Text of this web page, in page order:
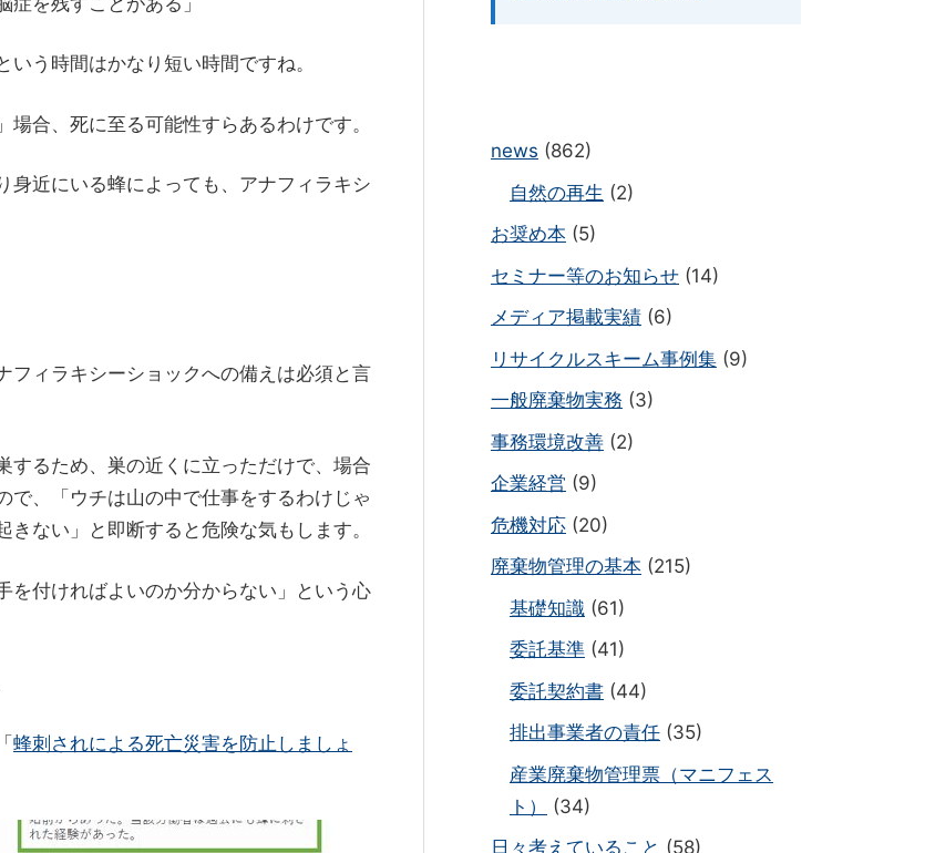
う時間はかなり短い時間ですね。
合、死に至る可能性すらあるわけです。
身近にいる蜂によっても、アナフィラキシ
フィラキシーショックへの備えは必須と言
するため、巣の近くに立っただけで、場合
で、「ウチは山の中で仕事をするわけじゃ
ない」と即断すると危険な気もします。
を付ければよいのか分からない」という心
蜂刺されによる死亡災害を防止しましょ
news (862)
自然の再生 (2)
お奨め本 (5)
セミナー等のお知らせ (14)
メディア掲載実績 (6)
リサイクルスキーム事例集 (9)
一般廃棄物実務 (3)
事務環境改善 (2)
企業経営 (9)
危機対応 (20)
廃棄物管理の基本 (215)
基礎知識 (61)
委託基準 (41)
委託契約書 (44)
排出事業者の責任 (35)
産業廃棄物管理票（マニフェス
ト）
(34)
日々考えていること (58)